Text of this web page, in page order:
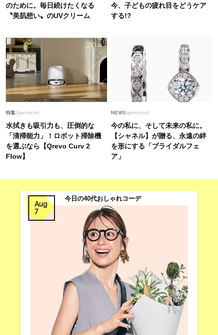
のために。毎日続けたくなる
〝美肌想い〟のUVクリーム
今、子どもの疲れ目をどうケア
する!?
特集Sponsored
水拭きも吸引力も、圧倒的な
「清掃能力」！ロボット掃除機
を選ぶなら【Qrevo Curv 2
Flow】
NEWSSponsored
今の私に、そして未来の私に。
【シャネル】が贈る、永遠の絆
を形にする「ブライダルフェ
ア」
Aug
7
今日の40代おしゃれコーデ